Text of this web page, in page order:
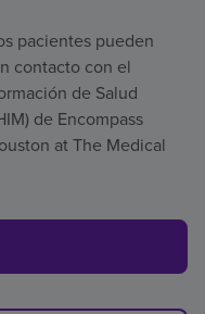
pacientes pueden
contacto con el
de Salud
de Encompass
at The Medical